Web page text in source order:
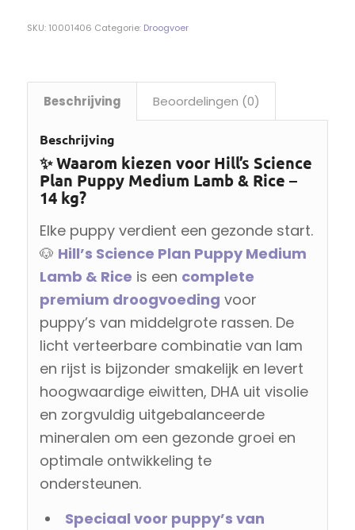
SKU: 10001406 Categorie: Droogvoer
Beschrijving Beoordelingen (0)
Beschrijving
✨ Waarom kiezen voor Hill’s Science
Plan Puppy Medium Lamb & Rice –
14 kg?
Elke puppy verdient een gezonde start.
🐶 Hill’s Science Plan Puppy Medium
Lamb & Rice is een complete
premium droogvoeding voor
puppy’s van middelgrote rassen. De
licht verteerbare combinatie van lam
en rijst is bijzonder smakelijk en levert
hoogwaardige eiwitten, DHA uit visolie
en zorgvuldig uitgebalanceerde
mineralen om een gezonde groei en
optimale ontwikkeling te
ondersteunen.
Speciaal voor puppy’s van